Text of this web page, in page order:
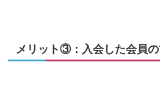
メリット③：入会した会員